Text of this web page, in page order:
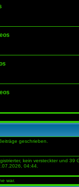
geschrieben.
kein versteckter und
04:44.
war.